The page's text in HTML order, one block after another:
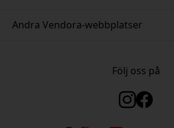
Andra Vendora-webbplatser
Följ oss på